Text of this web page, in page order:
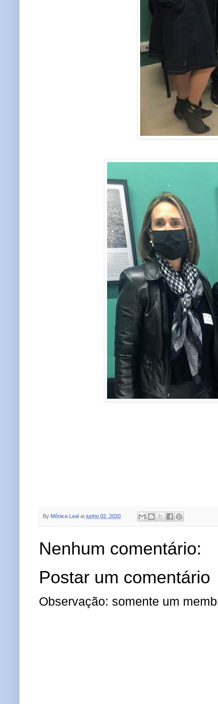
By Mônica Leal at junho 02, 2020
Nenhum comentário:
Postar um comentário
Observação: somente um